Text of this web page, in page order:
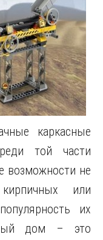
каркасные
той части
возможности не
или
их
дом – это